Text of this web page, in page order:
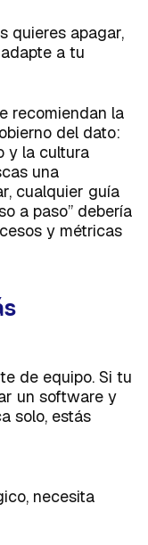
quieres apagar,
a tu
recomiendan la
del dato:
y la cultura
una
cualquier guía
a paso” debería
y métricas
de equipo. Si tu
un software y
solo, estás
necesita